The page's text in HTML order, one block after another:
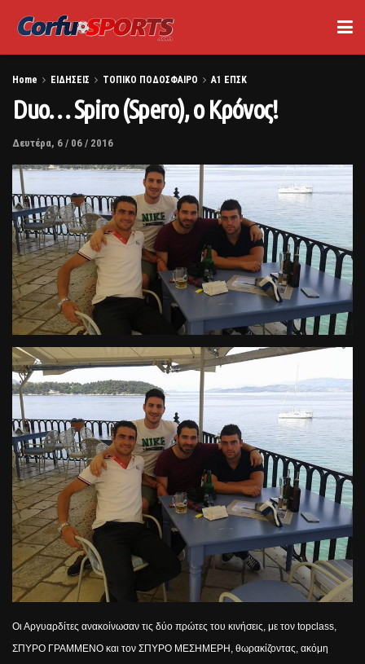
Home ΕΙΔΗΣΕΙΣ ΤΟΠΙΚΟ ΠΟΔΟΣΦΑΙΡΟ Α1 ΕΠΣΚ
Duo… Spiro (Spero), ο Κρόνος!
Δευτέρα, 6 / 06 / 2016
Οι Αργυαρδίτες ανακοίνωσαν τις δύο πρώτες του κινήσεις, με τον topclass,
ΣΠΥΡΟ ΓΡΑΜΜΕΝΟ και τον ΣΠΥΡΟ ΜΕΣΗΜΕΡΗ, θωρακίζοντας, ακόμη